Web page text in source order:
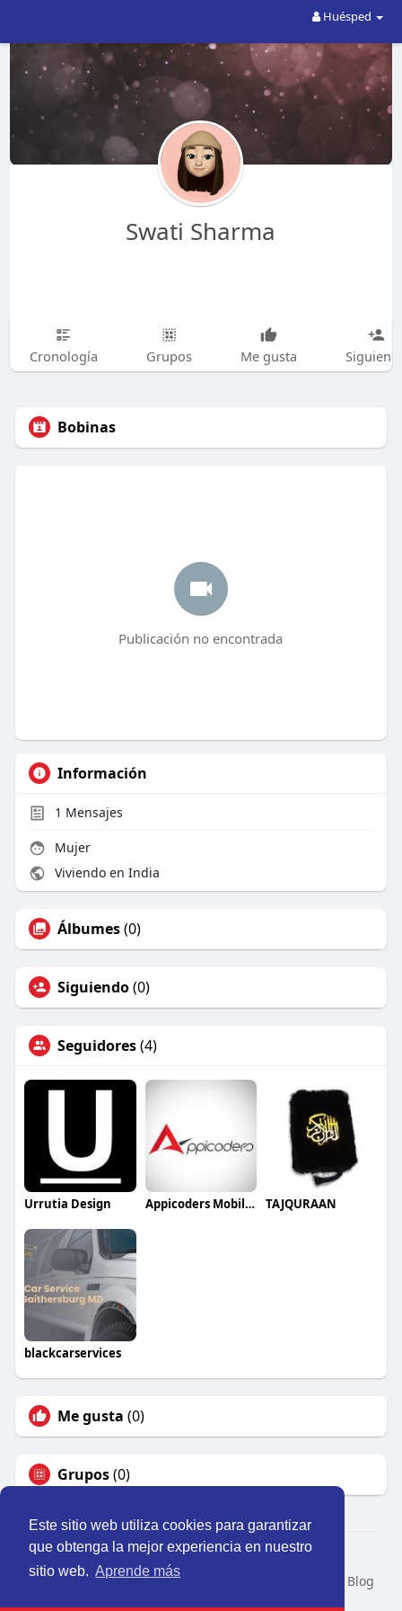
Este sitio web utiliza cookies para garantizar
que obtenga la mejor experiencia en nuestro
sitio web. Aprende más
Huésped
Swati Sharma
Cronología Grupos Me gusta
Bobinas
Publicación no encontrada
Información
1 Mensajes
Mujer
Viviendo en India
Álbumes(0)
Siguiendo(0)
Seguidores(4)
Urrutia Design Appicoders Mobile App Development Company TAJQURAAN
blackcarservices
Me gusta (0)
Grupos(0)
© 2026 Perú Activo
Inicio
Nosotros Contacto
Blog